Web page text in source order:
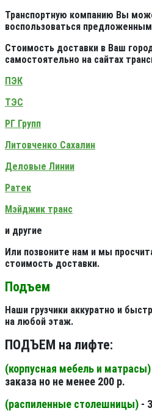
Транспортную компанию Вы
воспользоваться
Стоимость доставки в Ваш
самостоятельно на сайтах
ПЭК
ТЭС
РГ Групп
Литовченко Сахалин
Деловые Линии
Ратек
Мэйджик транс
и другие
Или позвоните нам и мы
стоимость доставки.
Подъем
Наши грузчики аккуратно и
на любой этаж.
ПОДЪЕМ на лифте:
(корпусная мебель и
заказа но не менее 200 р.
(распиленные столешницы) -